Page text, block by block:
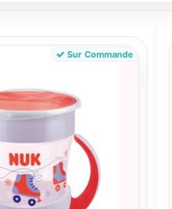
Sur Commande